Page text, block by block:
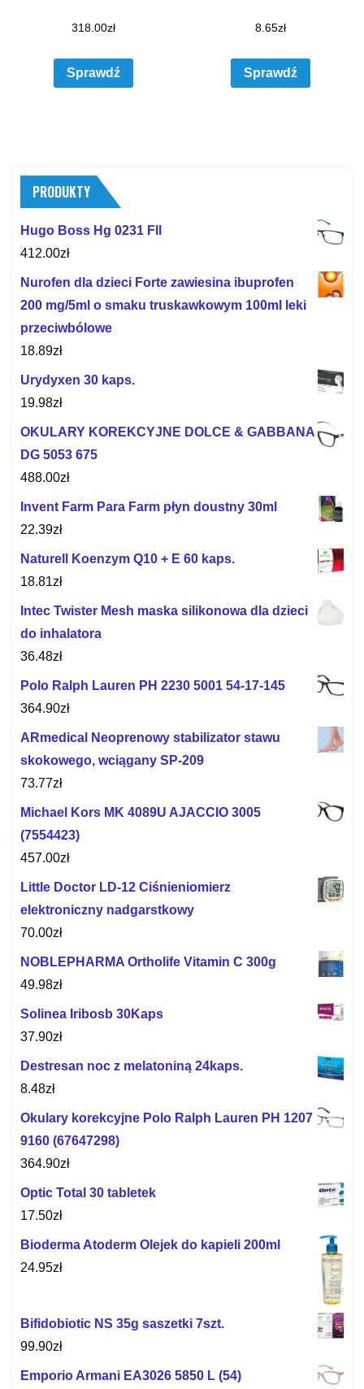
318.00zł
Sprawdź
8.65zł
Sprawdź
PRODUKTY
Hugo Boss Hg 0231 Fll
412.00zł
Nurofen dla dzieci Forte zawiesina ibuprofen
200 mg/5ml o smaku truskawkowym 100ml leki
przeciwbólowe
18.89zł
Urydyxen 30 kaps.
19.98zł
OKULARY KOREKCYJNE DOLCE & GABBANA
DG 5053 675
488.00zł
Invent Farm Para Farm płyn doustny 30ml
22.39zł
Naturell Koenzym Q10 + E 60 kaps.
18.81zł
Intec Twister Mesh maska silikonowa dla dzieci
do inhalatora
36.48zł
Polo Ralph Lauren PH 2230 5001 54-17-145
364.90zł
ARmedical Neoprenowy stabilizator stawu
skokowego, wciągany SP-209
73.77zł
Michael Kors MK 4089U AJACCIO 3005
(7554423)
457.00zł
Little Doctor LD‐12 Ciśnieniomierz
elektroniczny nadgarstkowy
70.00zł
NOBLEPHARMA Ortholife Vitamin C 300g
49.98zł
Solinea Iribosb 30Kaps
37.90zł
Destresan noc z melatoniną 24kaps.
8.48zł
Okulary korekcyjne Polo Ralph Lauren PH 1207
9160 (67647298)
364.90zł
Optic Total 30 tabletek
17.50zł
Bioderma Atoderm Olejek do kapieli 200ml
24.95zł
Bifidobiotic NS 35g saszetki 7szt.
99.90zł
Emporio Armani EA3026 5850 L (54)